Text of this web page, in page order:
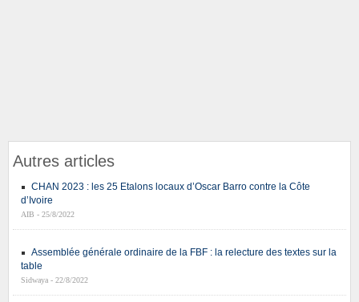
Autres articles
CHAN 2023 : les 25 Etalons locaux d’Oscar Barro contre la Côte
d’Ivoire
AIB - 25/8/2022
Assemblée générale ordinaire de la FBF : la relecture des textes sur la
table
Sidwaya - 22/8/2022